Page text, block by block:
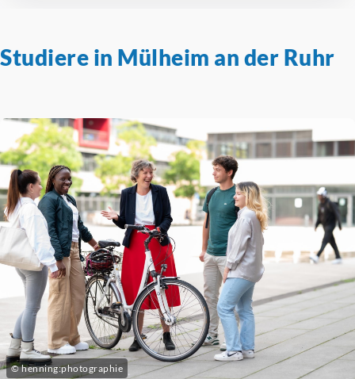
Studiere in Mülheim an der Ruhr
© henning:photographie